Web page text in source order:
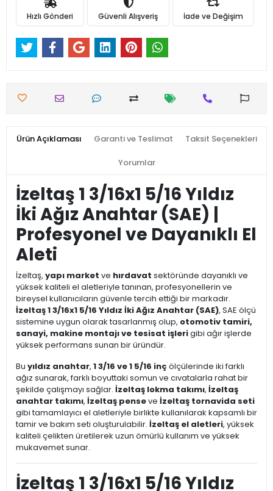
Hızlı Gönderi Güvenli Alışveriş İade ve Değişim
Ürün Açıklaması Garanti ve Teslimat Taksit Seçenekleri
Yorumlar
İzeltaş 1 3/16x1 5/16 Yıldız
İki Ağız Anahtar (SAE) |
Profesyonel ve Dayanıklı El
Aleti
İzeltaş, yapı market ve hırdavat sektöründe dayanıklı ve
yüksek kaliteli el aletleriyle tanınan, profesyonellerin ve
bireysel kullanıcıların güvenle tercih ettiği bir markadır.
İzeltaş 1 3/16x1 5/16 Yıldız İki Ağız Anahtar (SAE), SAE ölçü
sistemine uygun olarak tasarlanmış olup, otomotiv tamiri,
sanayi, makine montajı ve tesisat işlerigibi ağır işlerde
yüksek performans sunan bir üründür.
Bu yıldız anahtar, 1 3/16 ve 1 5/16 inç ölçülerinde iki farklı
ağız sunarak, farklı boyuttaki somun ve cıvatalarla rahat bir
şekilde çalışmayı sağlar. İzeltaş lokma takımı, İzeltaş
anahtar takımı, İzeltaş penseve İzeltaş tornavida seti
gibi tamamlayıcı el aletleriyle birlikte kullanılarak kapsamlı bir
tamir ve bakım seti oluşturulabilir. İzeltaş el aletleri, yüksek
kaliteli çelikten üretilerek uzun ömürlü kullanım ve yüksek
mukavemet sunar.
İzeltaş 1 3/16x1 5/16 Yıldız